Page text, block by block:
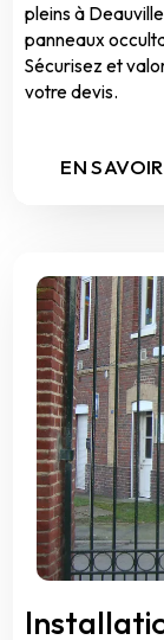
pleins à
panneaux
Sécurisez et
votre devis.
EN